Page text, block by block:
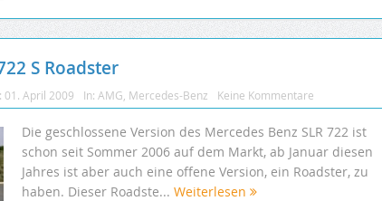
S Roadster
01. April 2009 In: AMG Mercedes-Benz Keine Kommentare
Die geschlossene Version des Mercedes Benz SLR 722 ist
schon seit Sommer 2006 auf dem Markt, ab Januar diesen
Jahres ist aber auch eine offene Version, ein Roadster, zu
haben. Dieser Roadste... Weiterlesen